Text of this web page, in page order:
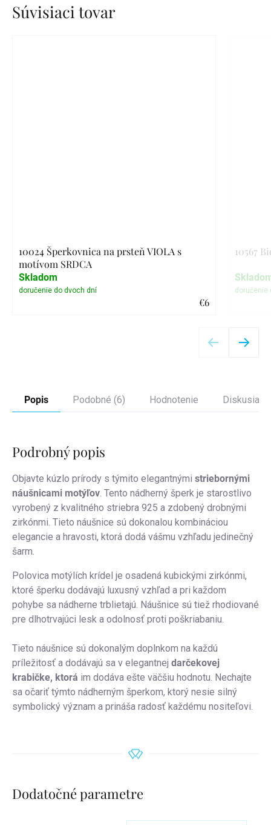
Súvisiaci tovar
10024 Šperkovnica na prsteň VIOLA s
motívom SRDCA
€6
Skladom
10567
Popis Podobné (6) Hodnotenie Diskusia
Podrobný popis
Objavte kúzlo prírody s týmito elegantnými striebornými
náušnicami motýľov. Tento nádherný šperk je starostlivo
vyrobený z kvalitného striebra 925 a zdobený drobnými
zirkónmi. Tieto náušnice sú dokonalou kombináciou
elegancie a hravosti, ktorá dodá vášmu vzhľadu jedinečný
šarm.
Polovica motýlích krídel je osadená kubickými zirkónmi,
ktoré šperku dodávajú luxusný vzhľad a pri každom
pohybe sa nádherne trblietajú. Náušnice sú tiež rhodiované
pre dlhotrvajúci lesk a odolnosť proti poškriabaniu.
Tieto náušnice sú dokonalým doplnkom na každú
príležitosť a dodávajú sa v elegantnej darčekovej
krabičke, ktorá im dodáva ešte väčšiu hodnotu. Nechajte
sa očariť týmto nádherným šperkom, ktorý nesie silný
symbolický význam a prináša radosť každému nositeľovi.
Dodatočné parametre